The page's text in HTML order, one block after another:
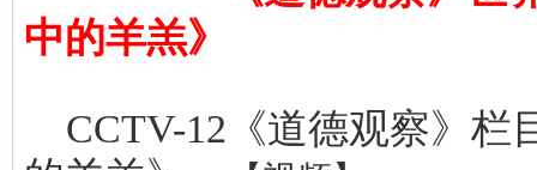
中的羊羔》
CCTV-12《道德观察》栏